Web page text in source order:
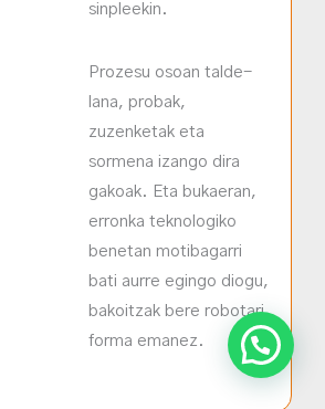
sinpleekin.
Prozesu osoan talde-
lana, probak,
zuzenketak eta
sormena izango dira
gakoak. Eta bukaeran,
erronka teknologiko
benetan motibagarri
bati aurre egingo diogu,
bakoitzak bere robotari
forma emanez.
¿Necesitas ayuda?